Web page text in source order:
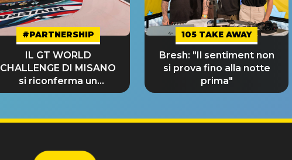
#PARTNERSHIP
IL GT WORLD
CHALLENGE DI MISANO
si riconferma un
GRANDE SUCCESSO!
105 TAKE AWAY
Bresh: "Il sentiment non
si prova fino alla notte
prima"